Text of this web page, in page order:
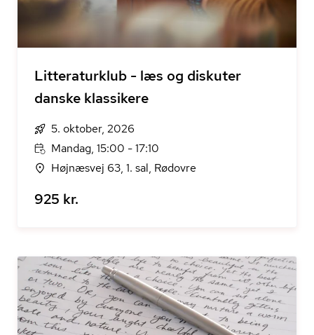
Litteraturklub - læs og diskuter
danske klassikere
5. oktober, 2026
Mandag, 15:00 - 17:10
Højnæsvej 63, 1. sal, Rødovre
925 kr.